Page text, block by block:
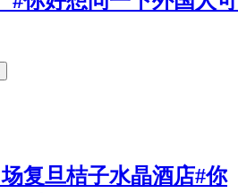
复旦桔子水晶酒店#你